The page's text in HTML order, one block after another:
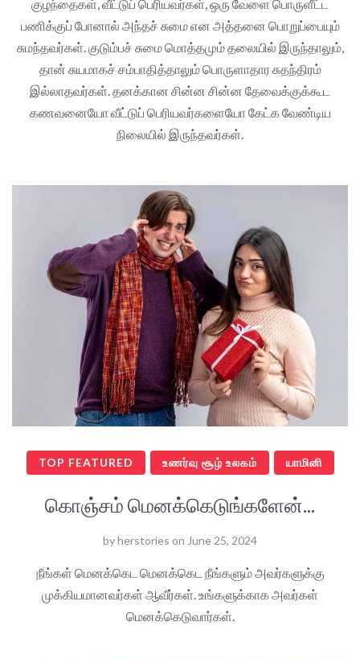
குழந்தைகள், வீட்டுப் பெரியவர்கள், ஒரு வேளை பொருளீட்ட
பணிக்குப் போனால் அந்தச் சுமை என அத்தனை பொறுப்பையும்
சுமந்தவர்கள். குடும்பச் சுமை மொத்தமும் தலையில் இருந்தாலும்,
தான் சுயமாகச் சம்பாதித்தாலும் பொருளாதார சுதந்திரம்
இல்லாதவர்கள். தனக்கான சின்ன சின்ன தேவைக்குக்கூட
கணவனையோ வீட்டுப் பெரியவர்களையோ கேட்க வேண்டிய
நிலையில் இருந்தவர்கள்.
TOP FEATURED உணர்வு சூழ் உலகம் யாமினி
கொஞ்சம் மெனக்கெடுங்களேன்...
byherstories on June 25, 2024
நீங்கள் மெனக்கெட மெனக்கெட நீங்களும் அவர்களுக்கு
முக்கியமானவர்கள் ஆவீர்கள். உங்களுக்காக அவர்கள்
மெனக்கெடுவார்கள்.